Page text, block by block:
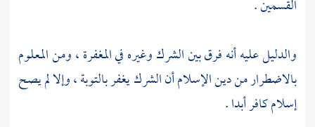
القسمين .
والدليل عليه أنه فرق بين الشرك وغيره في المغفرة ، ومن المعلوم
بالاضطرار من دين الإسلام أن الشرك يغفر بالتوبة ، وإلا لم يصح
إسلام كافر أبدا .